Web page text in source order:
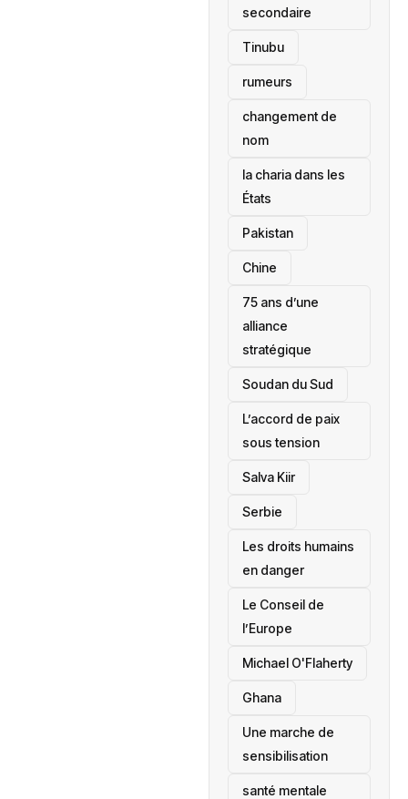
secondaire
Tinubu
rumeurs
changement de
nom
la charia dans les
États
‎Pakistan
Chine
75 ans d’une
alliance
stratégique
‎Soudan du Sud
L’accord de paix
sous tension
Salva Kiir
‎Serbie
Les droits humains
en danger
‎Le Conseil de
l’Europe
Michael O'Flaherty
‎Ghana
Une marche de
sensibilisation
santé mentale